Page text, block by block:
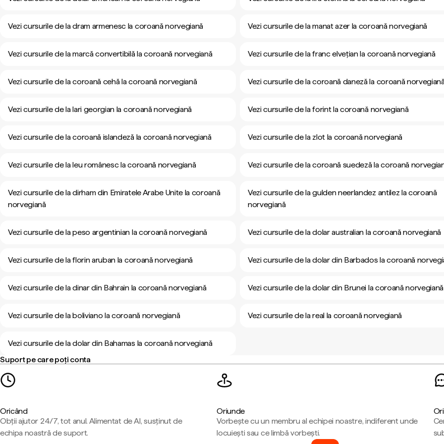
Vezi cursurile de la dram armenesc la coroană norvegiană Vezi cursurile de la manat azer la coroană norvegiană
Vezi cursurile de la marcă convertibilă la coroană norvegiană Vezi cursurile de la franc elvețian la coroană norvegiană
Vezi cursurile de la coroană cehă la coroană norvegiană Vezi cursurile de la coroană daneză la coroană
Vezi cursurile de la lari georgian la coroană norvegiană Vezi cursurile de la forint la coroană norvegiană
Vezi cursurile de la coroană islandeză la coroană norvegiană Vezi cursurile de la zlot la coroană norvegiană
Vezi cursurile de la leu românesc la coroană norvegiană Vezi cursurile de la coroană suedeză la coroană
Vezi cursurile de la dirham din Emiratele Arabe Unite la coroană
norvegiană
Vezi cursurile de la gulden neerlandez antilez la coroană
norvegiană
Vezi cursurile de la peso argentinian la coroană norvegiană Vezi cursurile de la dolar australian la coroană norvegiană
Vezi cursurile de la florin aruban la coroană norvegiană Vezi cursurile de la dolar din Barbados la coroană
Vezi cursurile de la dinar din Bahrain la coroană norvegiană Vezi cursurile de la dolar din Brunei la coroană norvegiană
Vezi cursurile de la boliviano la coroană norvegiană Vezi cursurile de la real la coroană norvegiană
Vezi cursurile de la dolar din Bahamas la coroană norvegiană
Suport pe care poți conta
Oricând
Obții ajutor 24/7, tot anul. Alimentat de AI, susținut de
echipa noastră de suport.
Oriunde
Vorbește cu un membru al echipei noastre, indiferent unde
locuiești sau ce limbă vorbești.